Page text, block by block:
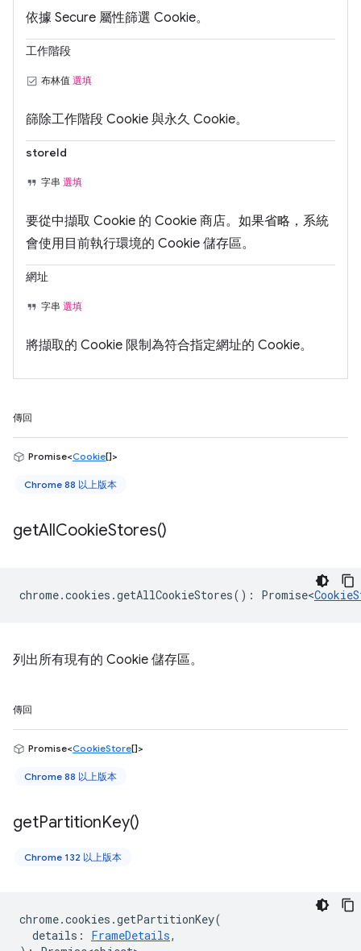
依據 Secure 屬性篩選 Cookie。
工作階段
布林值 選填
篩除工作階段 Cookie 與永久 Cookie。
storeId
字串 選填
要從中擷取 Cookie 的 Cookie 商店。如果省略，系統
會使用目前執行環境的 Cookie 儲存區。
網址
字串 選填
將擷取的 Cookie 限制為符合指定網址的 Cookie。
傳回
Promise<Cookie[]>
Chrome 88 以上版本
getAllCookieStores()
chrome.cookies .getAllCookieStores() : Promise<
列出所有現有的 Cookie 儲存區。
傳回
Promise<CookieStore[]>
Chrome 88 以上版本
getPartitionKey()
Chrome 132 以上版本
chrome.cookies .getPartitionKey(
details : FrameDetails,